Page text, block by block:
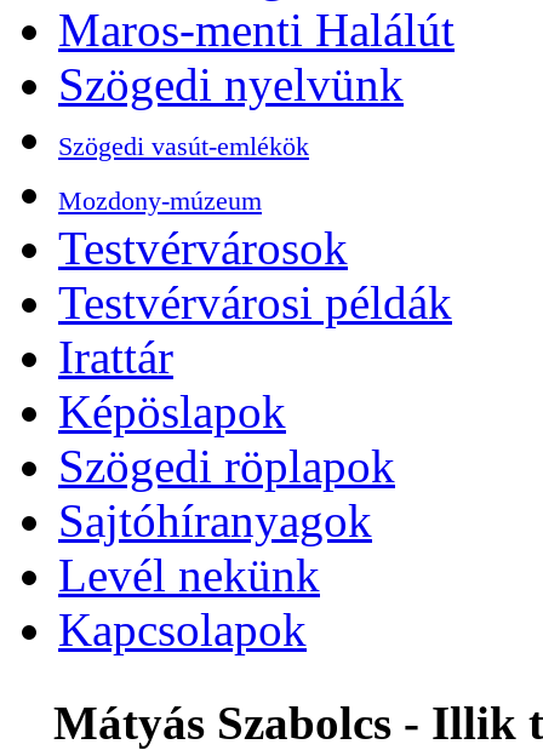
Maros-menti Halálút
Szögedi nyelvünk
Szögedi vasút-emlékök
Mozdony-múzeum
Testvérvárosok
Testvérvárosi példák
Irattár
Képöslapok
Szögedi röplapok
Sajtóhíranyagok
Levél nekünk
Kapcsolapok
Mátyás Szabolcs - Illik